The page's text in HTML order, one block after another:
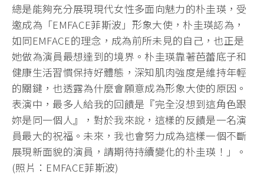
總是能夠充分展現現代女性多面向魅力的朴圭瑛，受
邀成為「EMFACE菲斯波」形象大使，朴圭瑛認為，
如同EMFACE的理念，成為前所未見的自己，也正是
她做為演員最想達到的境界。朴圭瑛靠著芭蕾底子和
健康生活習慣保持好體態，深知肌肉強度是維持年輕
的關鍵，也透露為什麼會願意成為形象大使的原因。
表演中，最多人給我的回饋是『完全沒想到這角色跟
妳是同一個人』，對於我來說，這樣的反饋是一名演
員最大的祝福。未來，我也會努力成為這樣一個不斷
展現新面貌的演員，請期待持續變化的朴圭瑛！」。
(照片：EMFACE菲斯波)